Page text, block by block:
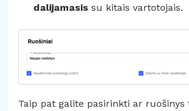
dalijamasis su kitais vartotojais.
Taip pat galite pasirinkti ar